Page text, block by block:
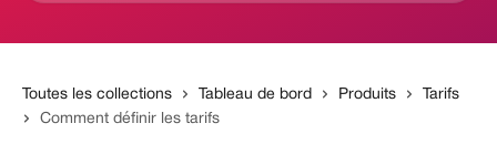
Toutes les collections Tableau de bord Produits
Tarifs
Comment définir les tarifs